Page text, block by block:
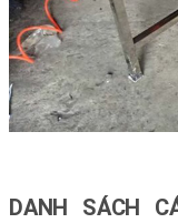
DANH SÁCH